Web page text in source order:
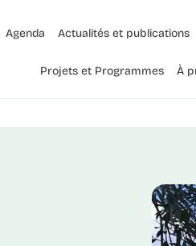
Agenda Actualités et publications
Projets et Programmes À